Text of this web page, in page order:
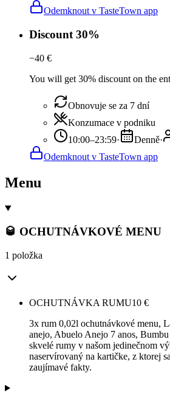
Odemknout v TasteTown app
Discount 30%
−40 €
You will get 30% discount on the
Obnovuje se za 7 dní
Konzumace v podniku
10:00–23:59· Denně·
Odemknout v TasteTown app
Menu
🥃 OCHUTNÁVKOVÉ MENU
1 položka
OCHUTNÁVKA RUMU10 €
3x rum 0,02l ochutnávkové menu,
anejo, Abuelo Anejo 7 anos,
skvelé rumy v našom jedinečnom
naservírovaný na kartičke, z ktorej
zaujímavé fakty.